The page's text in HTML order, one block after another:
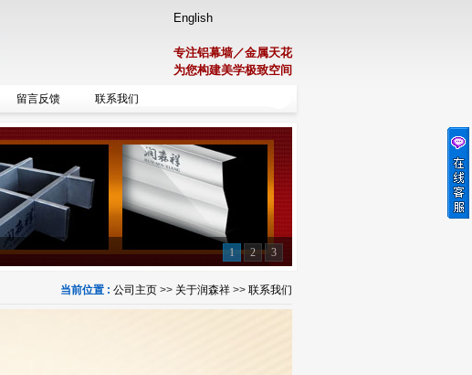
English
专注铝幕墙／金属天花
为您构建美学极致空间
留言反馈 联系我们
1 2 3
当前位置 : 公司主页 >> 关于润森祥 >> 联系我们